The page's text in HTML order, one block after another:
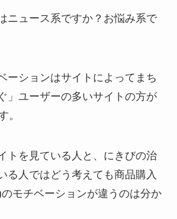
ニュース系ですか？お悩み系で
ーションはサイトによってまち
」ユーザーの多いサイトの方が
。
トを見ている人と、にきびの治
る人ではどう考えても商品購入
モチベーションが違うのは分か